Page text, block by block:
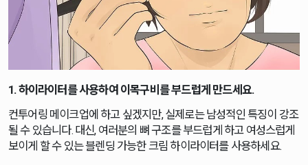
1. 하이라이터를 사용하여 이목구비를 부드럽게 만드세요.
컨투어링 메이크업에 하고 싶겠지만, 실제로는 남성적인 특징이 강조
될 수 있습니다. 대신, 여러분의 뼈 구조를 부드럽게 하고 여성스럽게
보이게 할 수 있는 블렌딩 가능한 크림 하이라이터를 사용하세요.